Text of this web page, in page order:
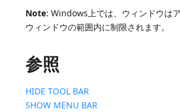
Note: Windows上では、ウィンドウは
ウィンドウの範囲内に制限されます。
参照
HIDE TOOL BAR
SHOW MENU BAR